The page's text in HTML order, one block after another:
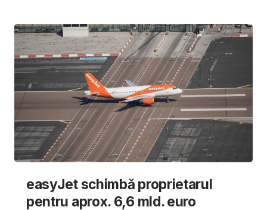
easyJet schimbă proprietarul
pentru aprox. 6,6 mld. euro